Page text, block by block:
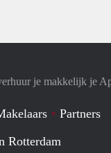
je makkelijk je
Partners
Rotterdam